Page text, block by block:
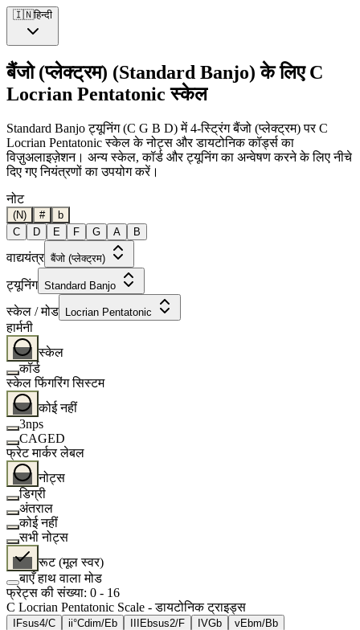
🇮🇳हिन्दी
बैंजो (प्लेक्ट्रम) (Standard Banjo) के लिए C
Locrian Pentatonic स्केल
Standard Banjo ट्यूनिंग (C G B D) में 4-स्ट्रिंग बैंजो (प्लेक्ट्रम) पर C
Locrian Pentatonic स्केल के नोट्स और डायटोनिक कॉर्ड्स का
विज़ुअलाइज़ेशन। अन्य स्केल, कॉर्ड और ट्यूनिंग का अन्वेषण करने के लिए नीचे
दिए गए नियंत्रणों का उपयोग करें।
नोट
(N) #
b
C
D E F G A B
वाद्ययंत्र बैंजो (प्लेक्ट्रम)
ट्यूनिंग Standard Banjo
स्केल / मोड Locrian Pentatonic
हार्मनी
स्केल
कॉर्ड
स्केल फिंगरिंग सिस्टम
कोई नहीं
3nps
CAGED
फ्रेट मार्कर लेबल
नोट्स
डिग्री
अंतराल
कोई नहीं
सभी नोट्स
रूट (मूल स्वर)
बाएँ हाथ वाला मोड
फ्रेट्स की संख्या: 0 - 16
C Locrian Pentatonic Scale - डायटोनिक ट्राइड्स
Fsus4/C ii°Cdim/Eb Ebsus2/F IVGb vEbm/Bb